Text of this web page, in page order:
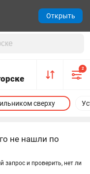
2
сверху
не нашли по
запрос и проверить, нет ли
Открыть